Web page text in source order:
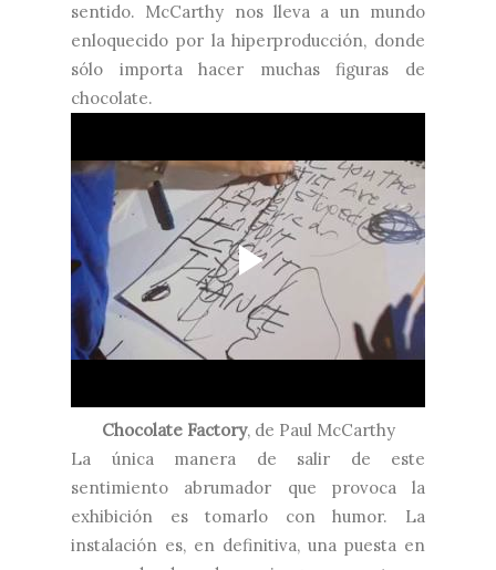
sentido. McCarthy nos lleva a un mundo
enloquecido por la hiperproducción, donde
sólo importa hacer muchas figuras de
chocolate.
Chocolate Factory, de Paul McCarthy
La única manera de salir de este
sentimiento abrumador que provoca la
exhibición es tomarlo con humor. La
instalación es, en definitiva, una puesta en